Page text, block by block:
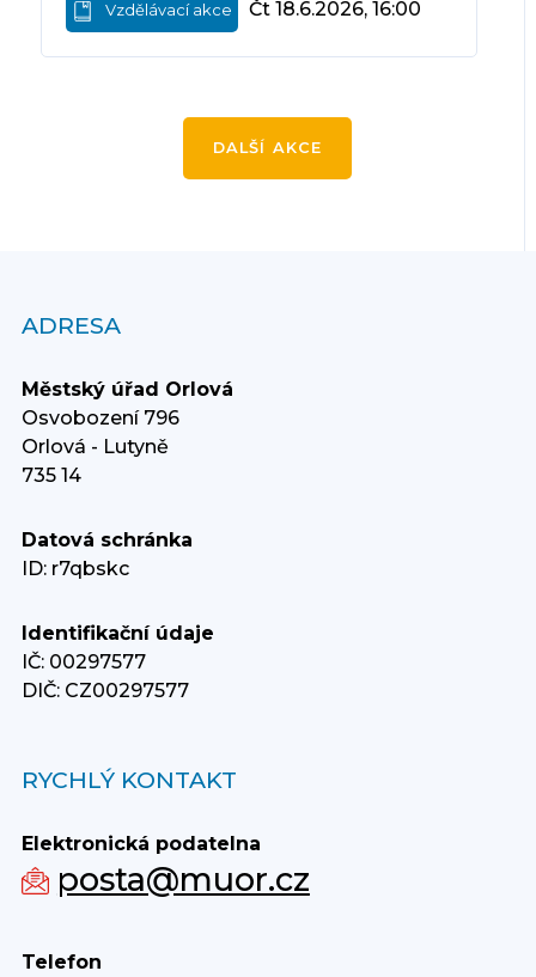
Vzdělávací akce Čt 18.6.2026, 16:00
DALŠÍ AKCE
ADRESA
Městský úřad Orlová
Osvobození 796
Orlová - Lutyně
735 14
Datová schránka
ID: r7qbskc
Identifikační údaje
IČ: 00297577
DIČ: CZ00297577
RYCHLÝ KONTAKT
Elektronická podatelna
posta@muor.cz
Telefon